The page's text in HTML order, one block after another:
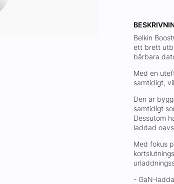
Belkin
ett brett
bärbara
Med en
samtidigt,
Den är
samtidigt
Dessutom
laddad
Med fokus
- GaN-